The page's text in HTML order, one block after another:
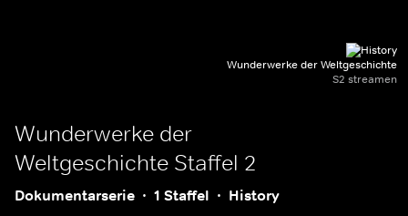
Wunderwerke der Weltgeschichte
S2 streamen
Wunderwerke der
Weltgeschichte Staffel 2
Dokumentarserie 1 Staffel History